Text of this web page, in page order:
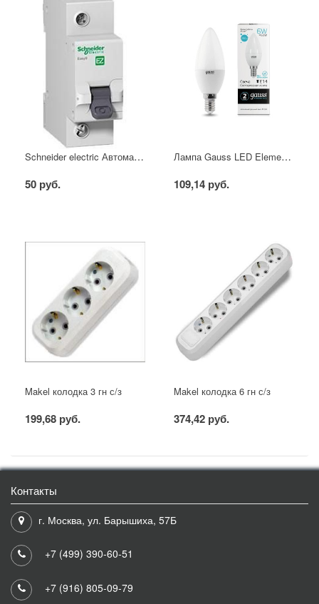
Schneider electric Автоматический выключатель 1/40А
50 руб.
Лампа Gauss LED Elementary свеча 6W E14 4100K
109,14 руб.
Makel колодка 3 гн с/з
199,68 руб.
Makel колодка 6 гн с/з
374,42 руб.
Контакты
г. Москва, ул. Барышиха, 57Б
+7 (499) 390-60-51
+7 (916) 805-09-79